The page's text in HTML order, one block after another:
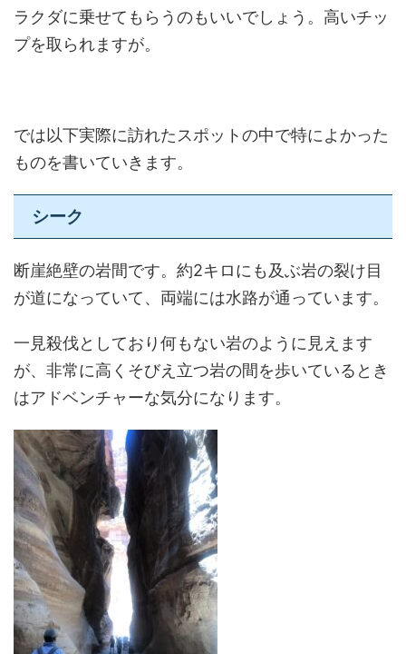
ラクダに乗せてもらうのもいいでしょう。高いチッ
プを取られますが。
では以下実際に訪れたスポットの中で特によかった
ものを書いていきます。
シーク
断崖絶壁の岩間です。約2キロにも及ぶ岩の裂け目
が道になっていて、両端には水路が通っています。
一見殺伐としており何もない岩のように見えます
が、非常に高くそびえ立つ岩の間を歩いているとき
はアドベンチャーな気分になります。